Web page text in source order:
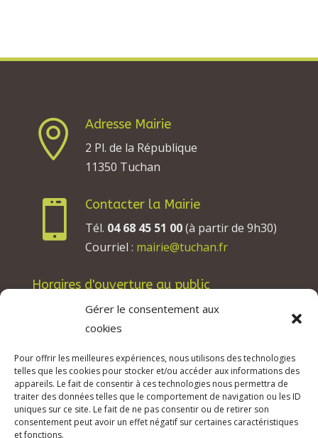
Gérer le consentement aux
cookies
Pour offrir les meilleures expériences, nous utilisons des technologies
telles que les cookies pour stocker et/ou accéder aux informations des
appareils. Le fait de consentir à ces technologies nous permettra de
traiter des données telles que le comportement de navigation ou les ID
uniques sur ce site. Le fait de ne pas consentir ou de retirer son
consentement peut avoir un effet négatif sur certaines caractéristiques
et fonctions.

Adresse Mairie
2 Pl. de la République
11350 Tuchan

Contacter la Mairie
Tél. 04 68 45 51 00(à partir de 9h30)
Courriel : mairie@tuchan.fr
Horaires d'ouverture au public
Les lundis, mardis et jeudis : de 8h à 12h et de
13h30 à 17h30.
Les vendredis : de 8h à 12h.
© 2026 Mairie de Tuchan | Site Internet réalisé